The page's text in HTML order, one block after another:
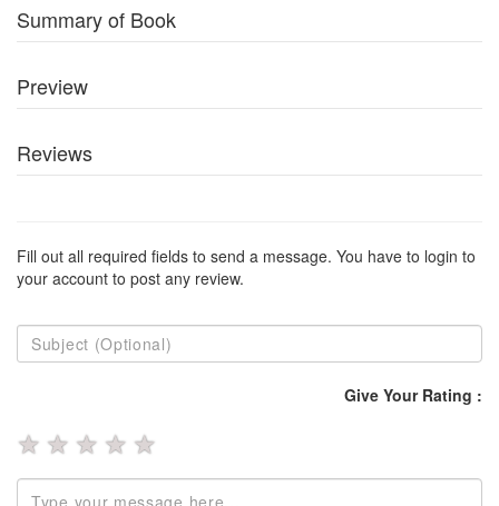
Summary of Book
Preview
Reviews
Fill out all required fields to send a message. You have to login to
your account to post any review.
Give Your Rating :
★ ★ ★ ★ ★